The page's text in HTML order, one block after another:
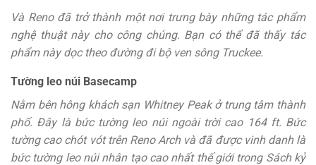
Và Reno đã trở thành một nơi trưng bày những tác phẩm
nghệ thuật này cho công chúng. Bạn có thể đã thấy tác
phẩm này dọc theo đường đi bộ ven sông Truckee.
Tường leo núi Basecamp
Nằm bên hông khách sạn Whitney Peak ở trung tâm thành
phố. Đây là bức tường leo núi ngoài trời cao 164 ft. Bức
tường cao chót vót trên Reno Arch và đã được vinh danh là
bức tường leo núi nhân tạo cao nhất thế giới trong Sách kỷ